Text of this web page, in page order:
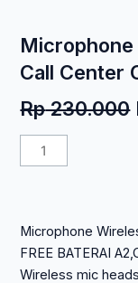
Call Center
Rp230.000
Kuantitas
Microphone
500
Mic
Call
Microphone
FREE BATERAI
Wireless mic